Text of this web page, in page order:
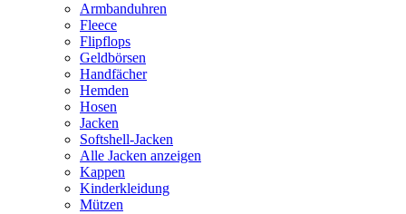
Armbanduhren
Fleece
Flipflops
Geldbörsen
Handfächer
Hemden
Hosen
Jacken
Softshell-Jacken
Alle Jacken anzeigen
Kappen
Kinderkleidung
Mützen